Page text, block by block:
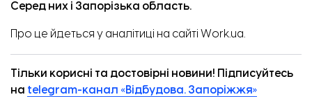
Серед них і Запорізька область.
Про це йдеться у аналітиці на сайті Work.ua.
Тільки корисні та достовірні новини! Підписуйтесь
на telegram-канал «Відбудова. Запоріжжя»